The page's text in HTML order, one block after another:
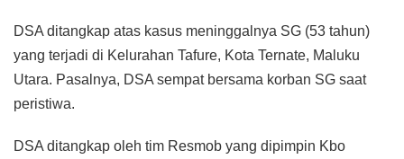
DSA ditangkap atas kasus meninggalnya SG (53 tahun)
yang terjadi di Kelurahan Tafure, Kota Ternate, Maluku
Utara. Pasalnya, DSA sempat bersama korban SG saat
peristiwa.
DSA ditangkap oleh tim Resmob yang dipimpin Kbo